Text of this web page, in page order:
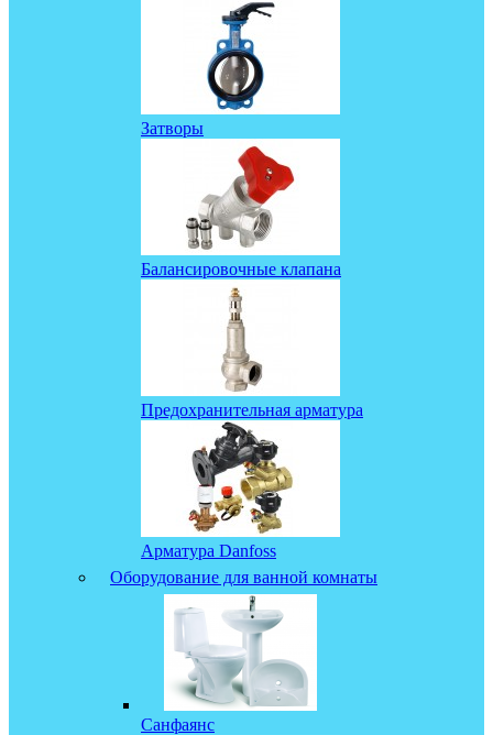
Затворы
Балансировочные клапана
Предохранительная арматура
Арматура Danfoss
Оборудование для ванной комнаты
Санфаянс